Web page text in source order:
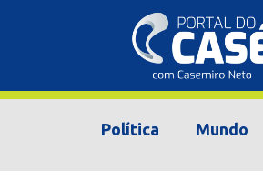
Política Mundo